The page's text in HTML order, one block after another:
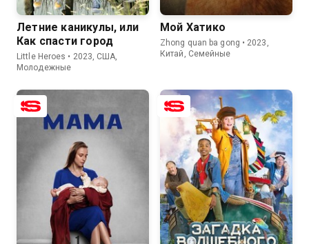
Летние каникулы, или
Как спасти город
Little Heroes • 2023, США,
Молодежные
Мой Хатико
Zhong quan ba gong • 2023,
Китай, Семейные